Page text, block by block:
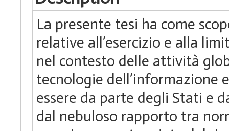
La presente tesi ha come
relative all’esercizio e alla
nel contesto delle attività
tecnologie dell’informazione
essere da parte degli Stati e
dal nebuloso rapporto tra